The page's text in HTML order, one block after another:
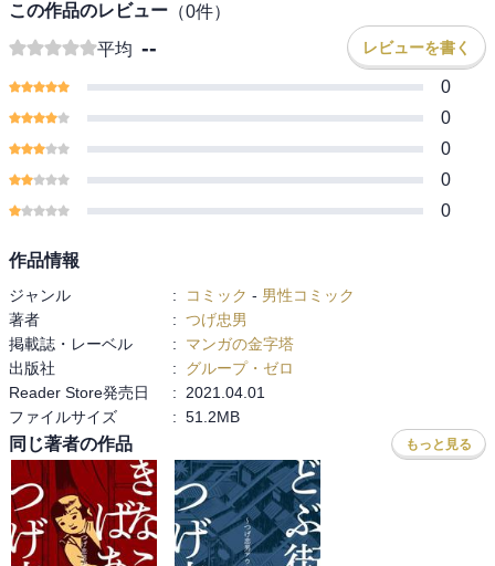
この作品のレビュー （0件）
平均 -- レビューを書く
0
0
0
0
0
作品情報
ジャンル : コミック - 男性コミック
著者
: つげ忠男
掲載誌・レーベル
:
マンガの金字塔
出版社
:
グループ・ゼロ
Reader Store発売日
:
2021.04.01
ファイルサイズ
: 51.2MB
同じ著者の作品 もっと見る